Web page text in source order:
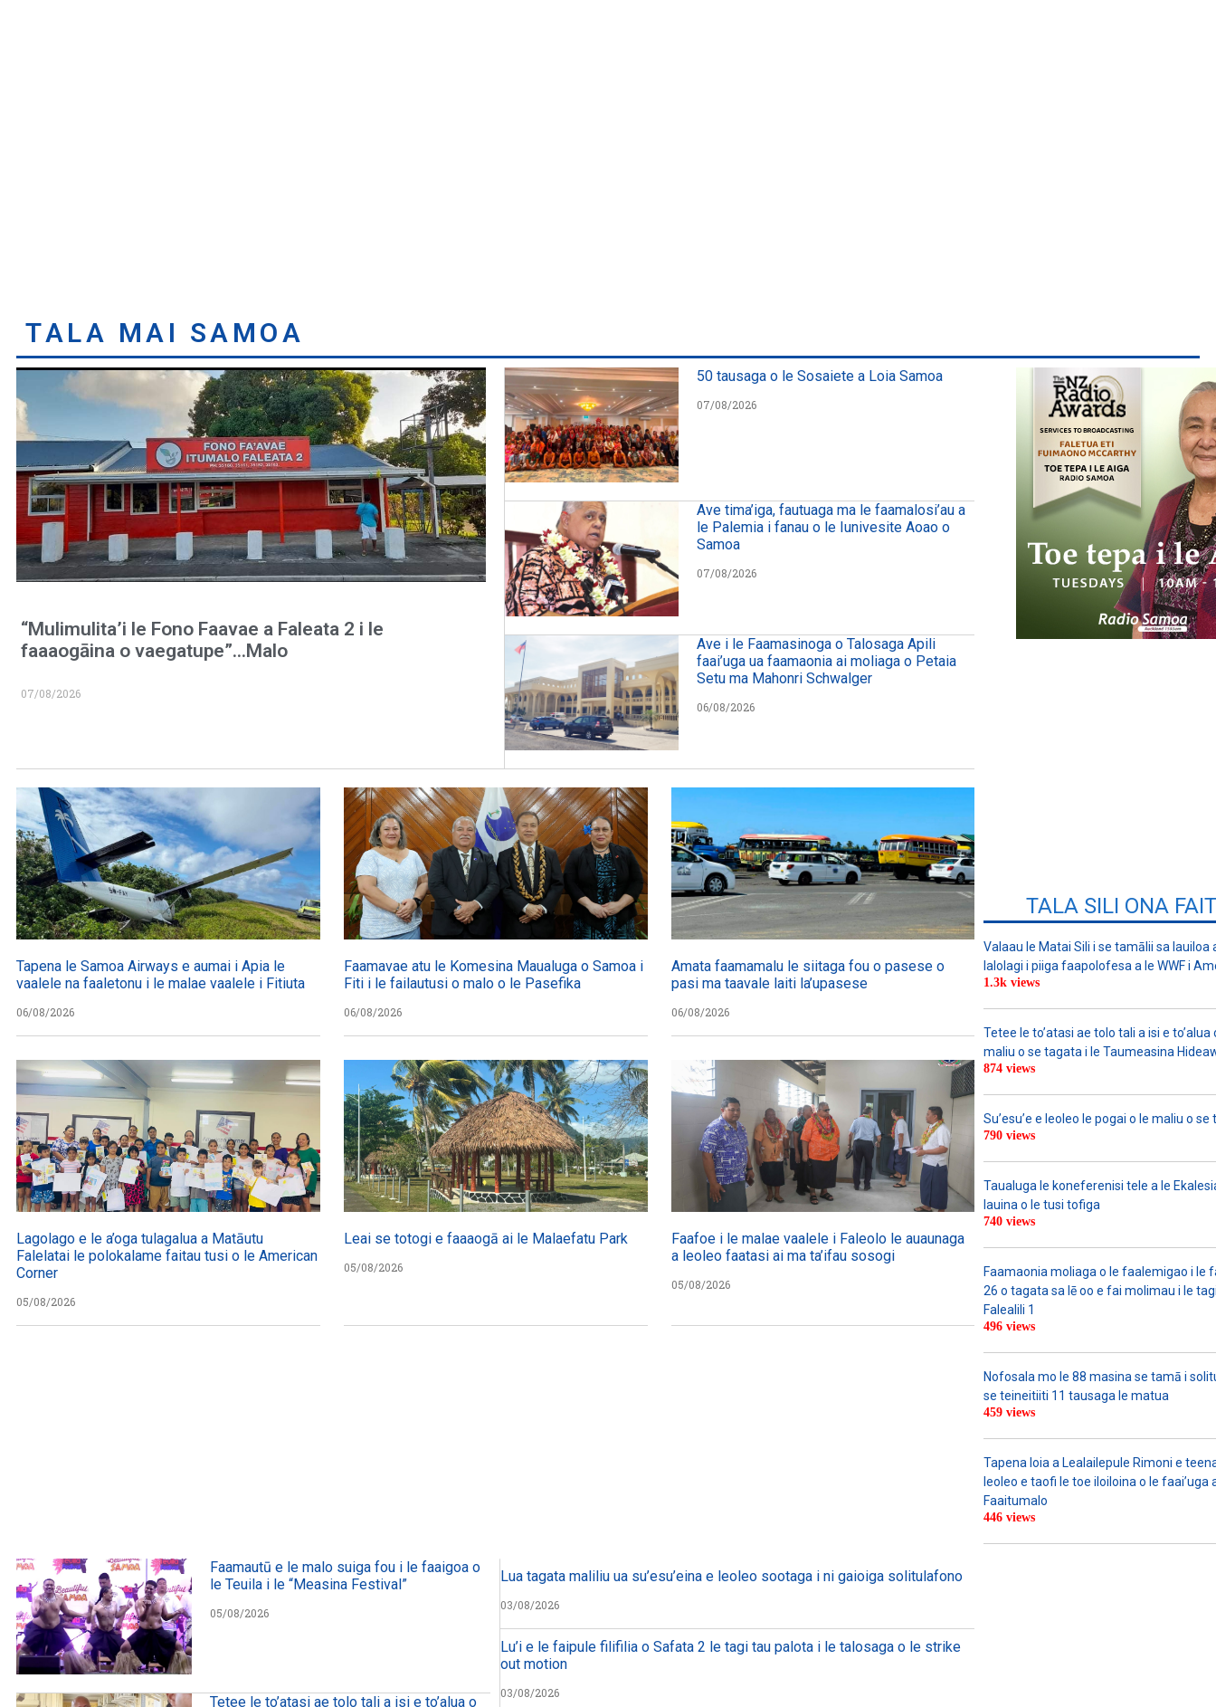
TALA MAI SAMOA
“Mulimulita’i le Fono Faavae a Faleata 2 i le
faaaogāina o vaegatupe”…Malo
07/08/2026
50 tausaga o le Sosaiete a Loia Samoa
07/08/2026
Ave tima’iga, fautuaga ma le faamalosi’au a
le Palemia i fanau o le Iunivesite Aoao o
Samoa
07/08/2026
Ave i le Faamasinoga o Talosaga Apili
faai’uga ua faamaonia ai moliaga o Petaia
Setu ma Mahonri Schwalger
06/08/2026
Tapena le Samoa Airways e aumai i Apia le
vaalele na faaletonu i le malae vaalele i Fitiuta
06/08/2026
Faamavae atu le Komesina Maualuga o Samoa i
Fiti i le failautusi o malo o le Pasefika
06/08/2026
Amata faamamalu le siitaga fou o pasese o
pasi ma taavale laiti la’upasese
06/08/2026
Lagolago e le a’oga tulagalua a Matāutu
Falelatai le polokalame faitau tusi o le American
Corner
05/08/2026
Leai se totogi e faaaogā ai le Malaefatu Park
05/08/2026
Faafoe i le malae vaalele i Faleolo le auaunaga
a leoleo faatasi ai ma ta’ifau sosogi
05/08/2026
TALA SILI ONA
Valaau le Matai Sili i se tamālii sa lauiloa
lalolagi i piiga faapolofesa a le WWF i
1.3k views
Tetee le to’atasi ae tolo tali a isi e to’alua
maliu o se tagata i le Taumeasina
874 views
Su’esu’e e leoleo le pogai o le maliu o se
790 views
Taualuga le koneferenisi tele a le
lauina o le tusi tofiga
740 views
Faamaonia moliaga o le faalemigao i le
26 o tagata sa lē oo e fai molimau i le
Falealili 1
496 views
Nofosala mo le 88 masina se tamā i
se teineitiiti 11 tausaga le matua
459 views
Tapena loia a Lealailepule Rimoni e
leoleo e taofi le toe iloiloina o le faai’uga
Faaitumalo
446 views
Faamautū e le malo suiga fou i le faaigoa o
le Teuila i le “Measina Festival”
05/08/2026
Tetee le to’atasi ae tolo tali a isi e to’alua o
Lua tagata maliliu ua su’esu’eina e leoleo sootaga i ni gaioiga solitulafono
03/08/2026
Lu’i e le faipule filifilia o Safata 2 le tagi tau palota i le talosaga o le strike
out motion
03/08/2026